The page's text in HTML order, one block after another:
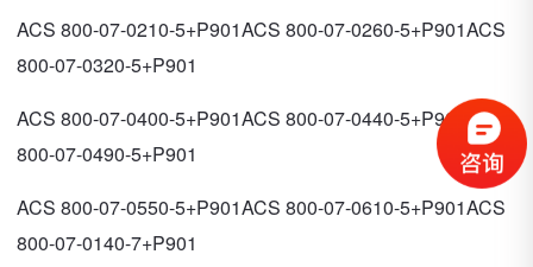
ACS 800-07-0210-5+P901ACS 800-07-0260-5+P901ACS
800-07-0320-5+P901
ACS 800-07-0400-5+P901ACS 800-07-0440-5+P901ACS
800-07-0490-5+P901
ACS 800-07-0550-5+P901ACS 800-07-0610-5+P901ACS
800-07-0140-7+P901